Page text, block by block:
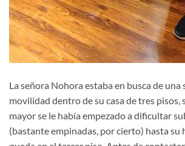
La señora Nohora estaba en busca de una
movilidad dentro de su casa de tres
mayor se le había empezado a dificultar
(bastante empinadas, por cierto) hasta su